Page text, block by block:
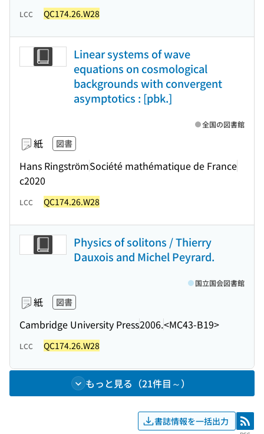
LCC QC174.26.W28
Linear systems of wave
equations on cosmological
backgrounds with convergent
asymptotics : [pbk.]
紙 図書
Hans RingströmSociété mathématique de France
c2020
全国の図書館
LCC QC174.26.W28
Physics of solitons / Thierry
Dauxois and Michel Peyrard.
紙 図書
Cambridge University Press2006.<MC43-B19>
国立国会図書館
LCC QC174.26.W28
もっと見る（21件目～）
書誌情報を一括出力 RSS